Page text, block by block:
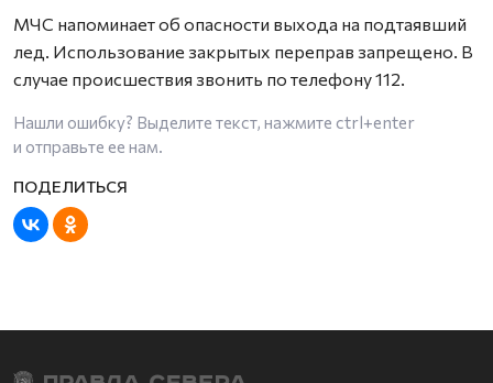
МЧС напоминает об опасности выхода на подтаявший
лед. Использование закрытых переправ запрещено. В
случае происшествия звонить по телефону 112.
Нашли ошибку? Выделите текст, нажмите ctrl+enter
и отправьте ее нам.